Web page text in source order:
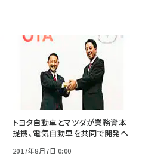
トヨタ自動車とマツダが業務資本
提携、電気自動車を共同で開発へ
2017年8月7日 0:00